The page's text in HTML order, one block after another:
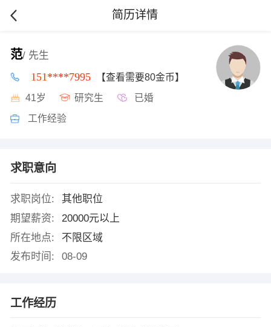
简历详情
范/ 先生
151****7995 【查看需要80金币】
41岁 研究生 已婚
工作经验
求职意向
求职岗位:
其他职位
期望薪资:
20000元以上
所在地点:
不限区域
发布时间:
08-09
工作经历